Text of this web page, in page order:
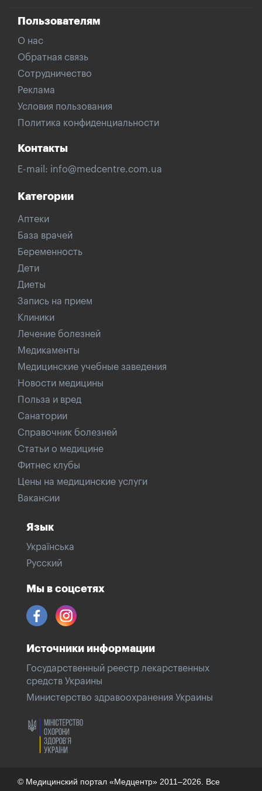
Пользователям
О нас
Обратная связь
Сотрудничество
Реклама
Условия пользования
Политика конфиденциальности
Контакты
E-mail: info@medcentre.com.ua
Категории
Аптеки
База врачей
Беременность
Дети
Диеты
Запись на прием
Клиники
Лечение болезней
Медикаменты
Медицинские учебные заведения
Новости медицины
Польза и вред
Санатории
Справочник болезней
Статьи о медицине
Фитнес клубы
Цены на медицинские услуги
Вакансии
Язык
Українська
Русский
Мы в соцсетях
Источники информации
Государственный реестр лекарственных
средств Украины
Министерство здравоохранения Украины
© Медицинский портал «Медцентр» 2011–2026. Все